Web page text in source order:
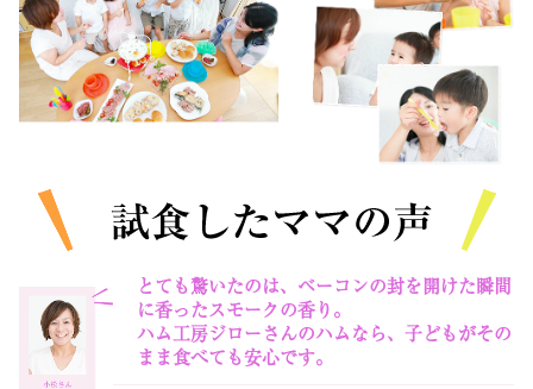
とても驚いたのは、ベーコンの封を開けた瞬間
に香ったスモークの香り。
ハム工房ジローさんのハムなら、子どもがその
まま食べても安心です。